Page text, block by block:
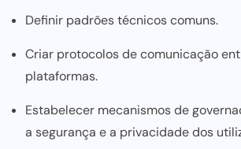
Definir padrões técnicos comuns.
Criar protocolos de comunicação
plataformas.
Estabelecer mecanismos de
a segurança e a privacidade dos